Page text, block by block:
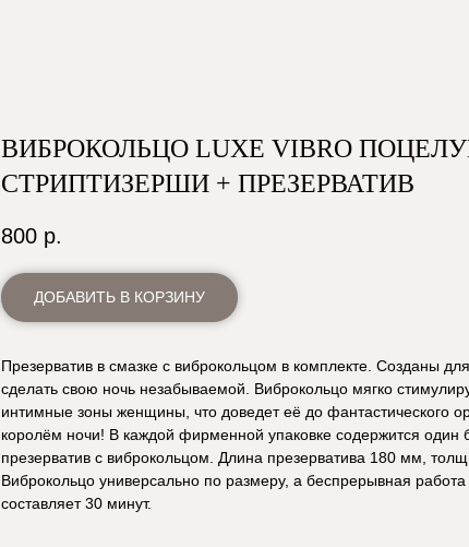
ВИБРОКОЛЬЦО LUXE VIBRO
СТРИПТИЗЕРШИ + ПРЕЗЕРВАТИВ
800 р.
ДОБАВИТЬ В КОРЗИНУ
Презерватив в смазке с виброкольцом в комплекте. Созданы для
сделать свою ночь незабываемой. Виброкольцо мягко
интимные зоны женщины, что доведет её до фантастического
королём ночи! В каждой фирменной упаковке содержится один
презерватив с виброкольцом. Длина презерватива 180 мм,
Виброкольцо универсально по размеру, а беспрерывная работа
составляет 30 минут.